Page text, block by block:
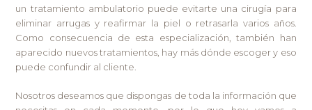
un tratamiento ambulatorio puede evitarte una cirugía para
eliminar arrugas y reafirmar la piel o retrasarla varios años.
Como consecuencia de esta especialización, también han
aparecido nuevos tratamientos, hay más dónde escoger y eso
puede confundir al cliente.
Nosotros deseamos que dispongas de toda la información que